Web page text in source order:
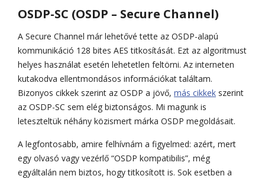
OSDP-SC (OSDP – Secure Channel)
A Secure Channel már lehetővé tette az OSDP-alapú
kommunikáció 128 bites AES titkosítását. Ezt az algoritmust
helyes használat esetén lehetetlen feltörni. Az interneten
kutakodva ellentmondásos információkat találtam.
Bizonyos cikkek szerint az OSDP a jövő, más cikkek szerint
az OSDP-SC sem elég biztonságos. Mi magunk is
leteszteltük néhány közismert márka OSDP megoldásait.
A legfontosabb, amire felhívnám a figyelmed: azért, mert
egy olvasó vagy vezérlő “OSDP kompatibilis”, még
egyáltalán nem biztos, hogy titkosított is. Sok esetben a